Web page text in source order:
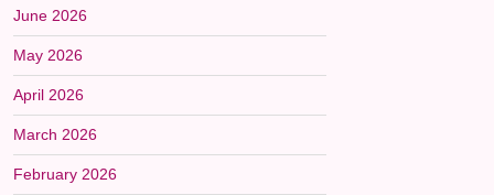
June 2026
May 2026
April 2026
March 2026
February 2026